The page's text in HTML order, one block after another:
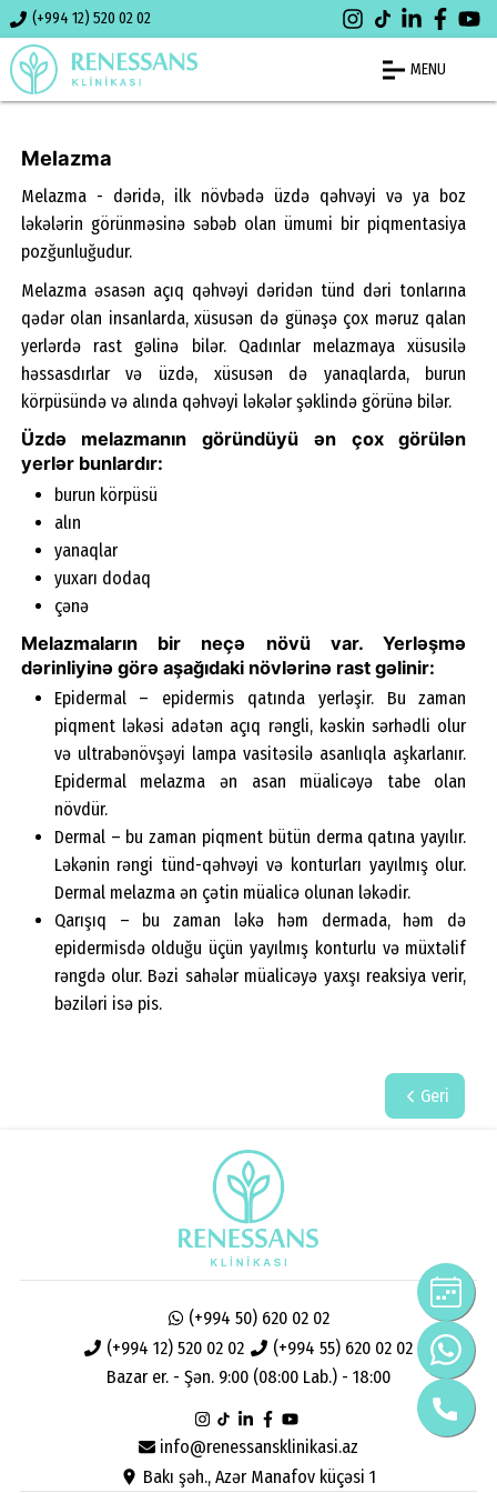
(+994 12) 520 02 02
MENU
Melazma
Melazma - dəridə, ilk növbədə üzdə qəhvəyi və ya boz
ləkələrin görünməsinə səbəb olan ümumi bir piqmentasiya
pozğunluğudur.
Melazma əsasən açıq qəhvəyi dəridən tünd dəri tonlarına
qədər olan insanlarda, xüsusən də günəşə çox məruz qalan
yerlərdə rast gəlinə bilər. Qadınlar melazmaya xüsusilə
həssasdırlar və üzdə, xüsusən də yanaqlarda, burun
körpüsündə və alında qəhvəyi ləkələr şəklində görünə bilər.
Üzdə melazmanın göründüyü ən çox görülən
yerlər bunlardır:
burun körpüsü
alın
yanaqlar
yuxarı dodaq
çənə
Melazmaların bir neçə növü var. Yerləşmə
dərinliyinə görə aşağıdaki növlərinə rast gəlinir:
Epidermal – epidermis qatında yerləşir. Bu zaman
piqment ləkəsi adətən açıq rəngli, kəskin sərhədli olur
və ultrabənövşəyi lampa vasitəsilə asanlıqla aşkarlanır.
Epidermal melazma ən asan müalicəyə tabe olan
növdür.
Dermal – bu zaman piqment bütün derma qatına yayılır.
Ləkənin rəngi tünd-qəhvəyi və konturları yayılmış olur.
Dermal melazma ən çətin müalicə olunan ləkədir.
Qarışıq – bu zaman ləkə həm dermada, həm də
epidermisdə olduğu üçün yayılmış konturlu və müxtəlif
rəngdə olur. Bəzi sahələr müalicəyə yaxşı reaksiya verir,
bəziləri isə pis.
Geri
info@renessansklinikasi.az
Bakı şəh., Azər Manafov küçəsi 1
(+994 12) 520 02 02 (+994 55) 620 02 02
(+994 50) 620 02 02
Bazar er. - Şən. 9:00 (08:00 Lab.) - 18:00